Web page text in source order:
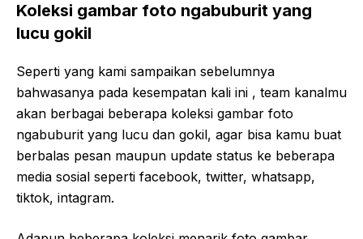
Koleksi gambar foto ngabuburit yang
lucu gokil
Seperti yang kami sampaikan sebelumnya
bahwasanya pada kesempatan kali ini , team kanalmu
akan berbagai beberapa koleksi gambar foto
ngabuburit yang lucu dan gokil, agar bisa kamu buat
berbalas pesan maupun update status ke beberapa
media sosial seperti facebook, twitter, whatsapp,
tiktok, intagram.